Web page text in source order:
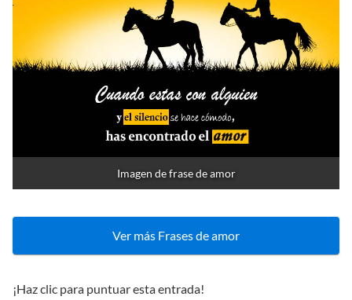
Imagen de frase de amor
Ver más Frases de amor
¡Haz clic para puntuar esta entrada!